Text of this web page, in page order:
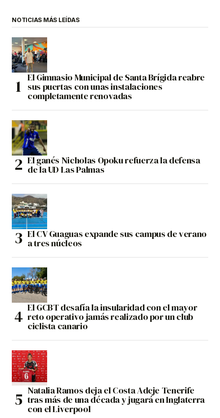
NOTICIAS MÁS LEÍDAS
El Gimnasio Municipal de Santa Brígida reabre
sus puertas con unas instalaciones
completamente renovadas
El ganés Nicholas Opoku refuerza la defensa
de la UD Las Palmas
El CV Guaguas expande sus campus de verano
a tres núcleos
El GCBT desafía la insularidad con el mayor
reto operativo jamás realizado por un club
ciclista canario
Natalia Ramos deja el Costa Adeje Tenerife
tras más de una década y jugará en Inglaterra
con el Liverpool